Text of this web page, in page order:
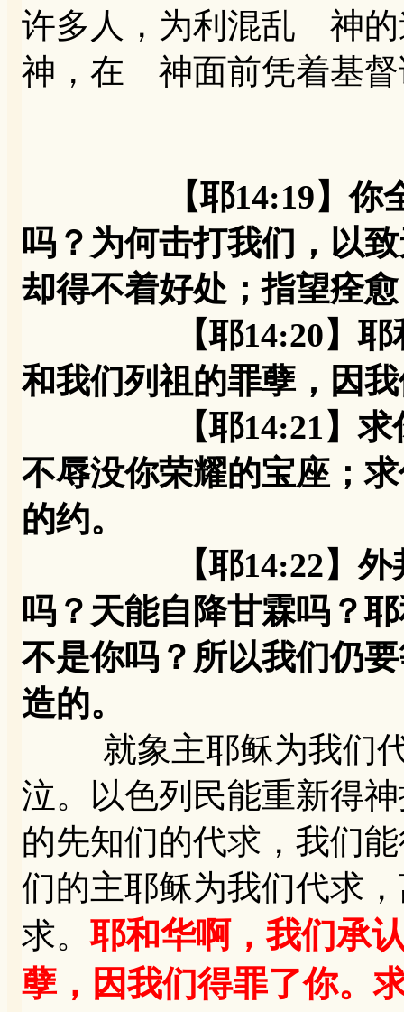
许多人，为利混乱 神
神，在 神面前凭着基督
【耶14:19】
吗？为何击打我们，以
却得不着好处；指望痊
【耶14:20】耶和华
和我们列祖的罪孽，因
【耶14:21】求你为
不辱没你荣耀的宝座；
的约。
【耶14:22】外邦人
吗？天能自降甘霖吗？
不是你吗？所以我们仍
造的。
就象主耶稣为我们代
泣。以色列民能重新得
的先知们的代求，我们
们的主耶稣为我们代求
求。耶和华啊，我们承
孽，因我们得罪了你。